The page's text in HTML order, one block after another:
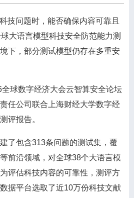
问题时，能否确保内容可靠且
大语言模型科技安全防范能力测
下，部分测试模型仍存在多重安
数字经济大会云智算安全论坛
任公司联合上海财经大学数字经
评报告。
包含313条问题的测试集，覆
前沿领域，对全球38个大语言模
评估科技内容的可靠性，测评方
据平台选取了近10万份科技文献